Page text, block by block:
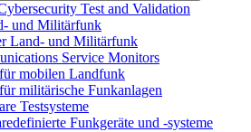
Test and Validation
und Militärfunk
Land- und Militärfunk
Service Monitors
mobilen Landfunk
militärische Funkanlagen
Testsysteme
Funkgeräte und -systeme